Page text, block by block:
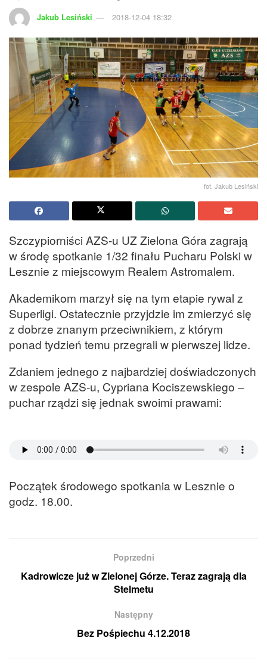
Jakub Lesiński 2018-12-04 18:32
fot. Jakub Lesiński
Szczypiorniści AZS-u UZ Zielona Góra zagrają
w środę spotkanie 1/32 finału Pucharu Polski w
Lesznie z miejscowym Realem Astromalem.
Akademikom marzył się na tym etapie rywal z
Superligi. Ostatecznie przyjdzie im zmierzyć się
z dobrze znanym przeciwnikiem, z którym
ponad tydzień temu przegrali w pierwszej lidze.
Zdaniem jednego z najbardziej doświadczonych
w zespole AZS-u, Cypriana Kociszewskiego –
puchar rządzi się jednak swoimi prawami:
Początek środowego spotkania w Lesznie o
godz. 18.00.
Poprzedni
Kadrowicze już w Zielonej Górze. Teraz zagrają dla
Stelmetu
Następny
Bez Pośpiechu 4.12.2018